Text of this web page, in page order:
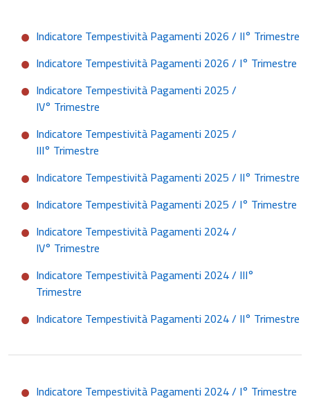
Indicatore Tempestività Pagamenti 2026 / II° Trimestre
Indicatore Tempestività Pagamenti 2026 / I° Trimestre
Indicatore Tempestività Pagamenti 2025 /
IV° Trimestre
Indicatore Tempestività Pagamenti 2025 /
III° Trimestre
Indicatore Tempestività Pagamenti 2025 / II° Trimestre
Indicatore Tempestività Pagamenti 2025 / I° Trimestre
Indicatore Tempestività Pagamenti 2024 /
IV° Trimestre
Indicatore Tempestività Pagamenti 2024 / III°
Trimestre
Indicatore Tempestività Pagamenti 2024 / II° Trimestre
Indicatore Tempestività Pagamenti 2024 / I° Trimestre